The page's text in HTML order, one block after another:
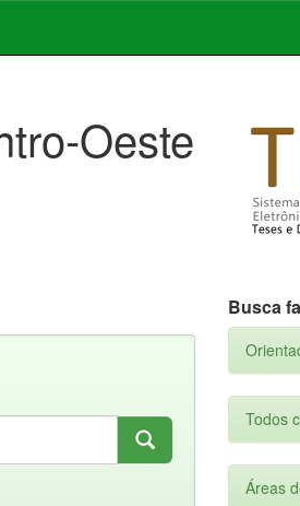
Oeste
Busca
Todos
Áreas